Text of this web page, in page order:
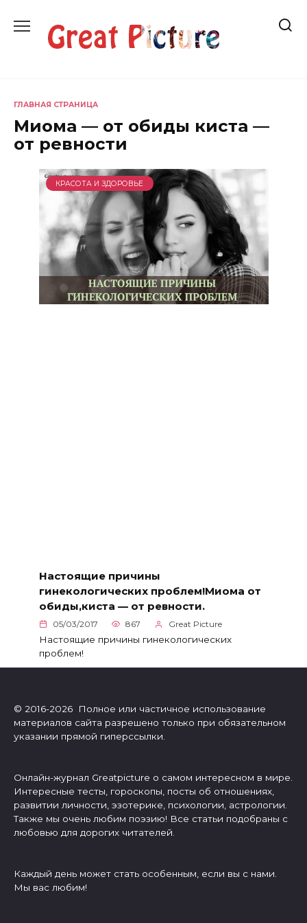
содержанию
ГЛАВНАЯ СТРАНИЦА
Миома — от обиды киста —
от ревности
КРАСОТА И ЗДОРОВЬЕ
Настоящие причины
гинекологических проблем!Миома от
обиды,киста — от ревности.
05/03/2017 867 Great Picture
Настоящие причины гинекологических
проблем!
© 2016-2026 Полное или частичное использование
материалов сайта разрешено только при обязательном
указании прямой гиперссылки.
Онлайн-журнал Greatpicture о самом интересном в мире.
Интересные тесты, гороскопы, посты об отношениях,
развитии личности, эзотерике, психологии, астрологии.
Также мы очень любим поэзию! Все статьи подобраны с
любовью для дорогих читателей.
Каждый день может стать особенным, если вы с нами.
Мы вас любим!